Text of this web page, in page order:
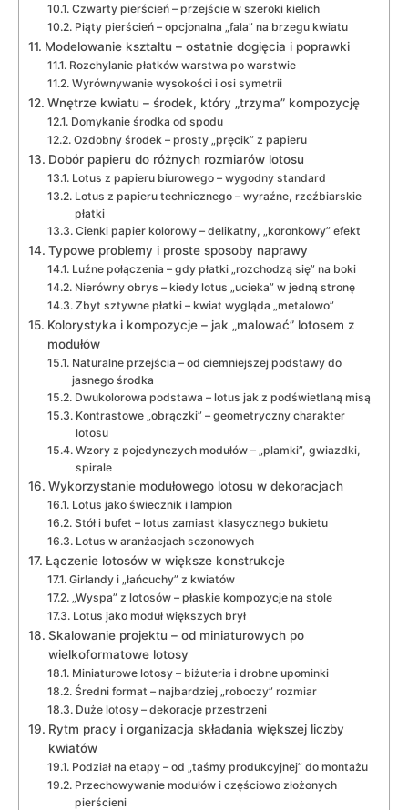
Czwarty pierścień – przejście w szeroki kielich
Piąty pierścień – opcjonalna „fala” na brzegu kwiatu
Modelowanie kształtu – ostatnie dogięcia i poprawki
Rozchylanie płatków warstwa po warstwie
Wyrównywanie wysokości i osi symetrii
Wnętrze kwiatu – środek, który „trzyma” kompozycję
Domykanie środka od spodu
Ozdobny środek – prosty „pręcik” z papieru
Dobór papieru do różnych rozmiarów lotosu
Lotus z papieru biurowego – wygodny standard
Lotus z papieru technicznego – wyraźne, rzeźbiarskie
płatki
Cienki papier kolorowy – delikatny, „koronkowy” efekt
Typowe problemy i proste sposoby naprawy
Luźne połączenia – gdy płatki „rozchodzą się” na boki
Nierówny obrys – kiedy lotus „ucieka” w jedną stronę
Zbyt sztywne płatki – kwiat wygląda „metalowo”
Kolorystyka i kompozycje – jak „malować” lotosem z
modułów
Naturalne przejścia – od ciemniejszej podstawy do
jasnego środka
Dwukolorowa podstawa – lotus jak z podświetlaną misą
Kontrastowe „obrączki” – geometryczny charakter
lotosu
Wzory z pojedynczych modułów – „plamki”, gwiazdki,
spirale
Wykorzystanie modułowego lotosu w dekoracjach
Lotus jako świecznik i lampion
Stół i bufet – lotus zamiast klasycznego bukietu
Lotus w aranżacjach sezonowych
Łączenie lotosów w większe konstrukcje
Girlandy i „łańcuchy” z kwiatów
„Wyspa” z lotosów – płaskie kompozycje na stole
Lotus jako moduł większych brył
Skalowanie projektu – od miniaturowych po
wielkoformatowe lotosy
Miniaturowe lotosy – biżuteria i drobne upominki
Średni format – najbardziej „roboczy” rozmiar
Duże lotosy – dekoracje przestrzeni
Rytm pracy i organizacja składania większej liczby
kwiatów
Podział na etapy – od „taśmy produkcyjnej” do montażu
Przechowywanie modułów i częściowo złożonych
pierścieni